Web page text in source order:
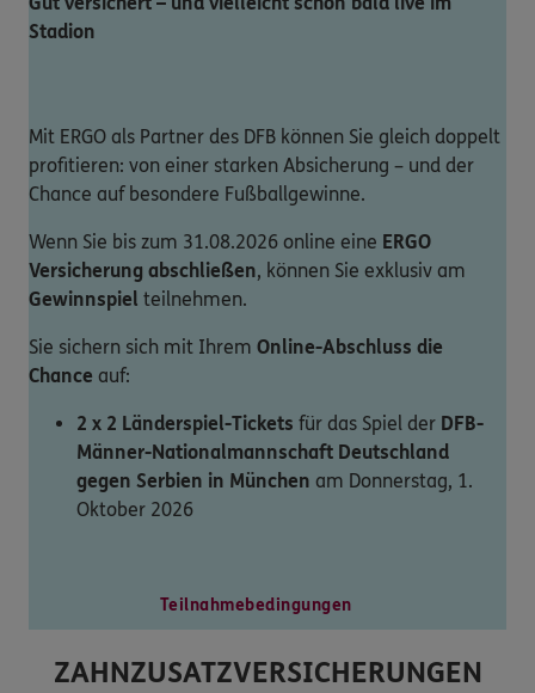
Stadion
Mit ERGO als Partner des DFB können Sie gleich doppelt
profitieren: von einer starken Absicherung – und der
Chance auf besondere Fußballgewinne.
Wenn Sie bis zum 31.08.2026 online eine ERGO
Versicherung abschließen, können Sie exklusiv am
Gewinnspiel teilnehmen.
Sie sichern sich mit Ihrem Online-Abschluss die
Chance auf:
2 x 2 Länderspiel-Tickets für das Spiel der DFB-
Männer-Nationalmannschaft Deutschland
gegen Serbien in München am Donnerstag, 1.
Oktober 2026
Teilnahmebedingungen
ZAHNZUSATZVERSICHERUNGEN